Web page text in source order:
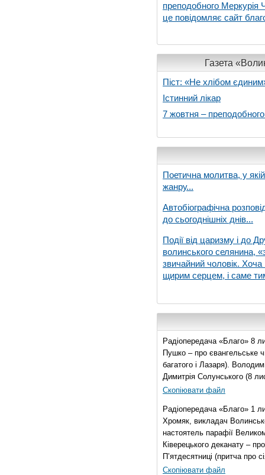
преподобного Меркурія
це повідомляє сайт
Газета
Піст: «Не хлібом
Істинний лікар
7 жовтня –
Поетична молитва, у
жанру...
Автобіографічна
до сьогоднішніх днів...
Події від царизму і до
волинського селянина,
звичайний чоловік. Хоча
щирим серцем, і саме
Радіопередача «Благо» 8
Пушко – про євангельське
багатого і Лазаря).
Димитрія Солунського (8
Скопіювати файл
Радіопередача «Благо» 1
Хромяк, викладач
настоятель парафії
Ківерецького деканату –
П’ятдесятниці (притча про
Скопіювати файл